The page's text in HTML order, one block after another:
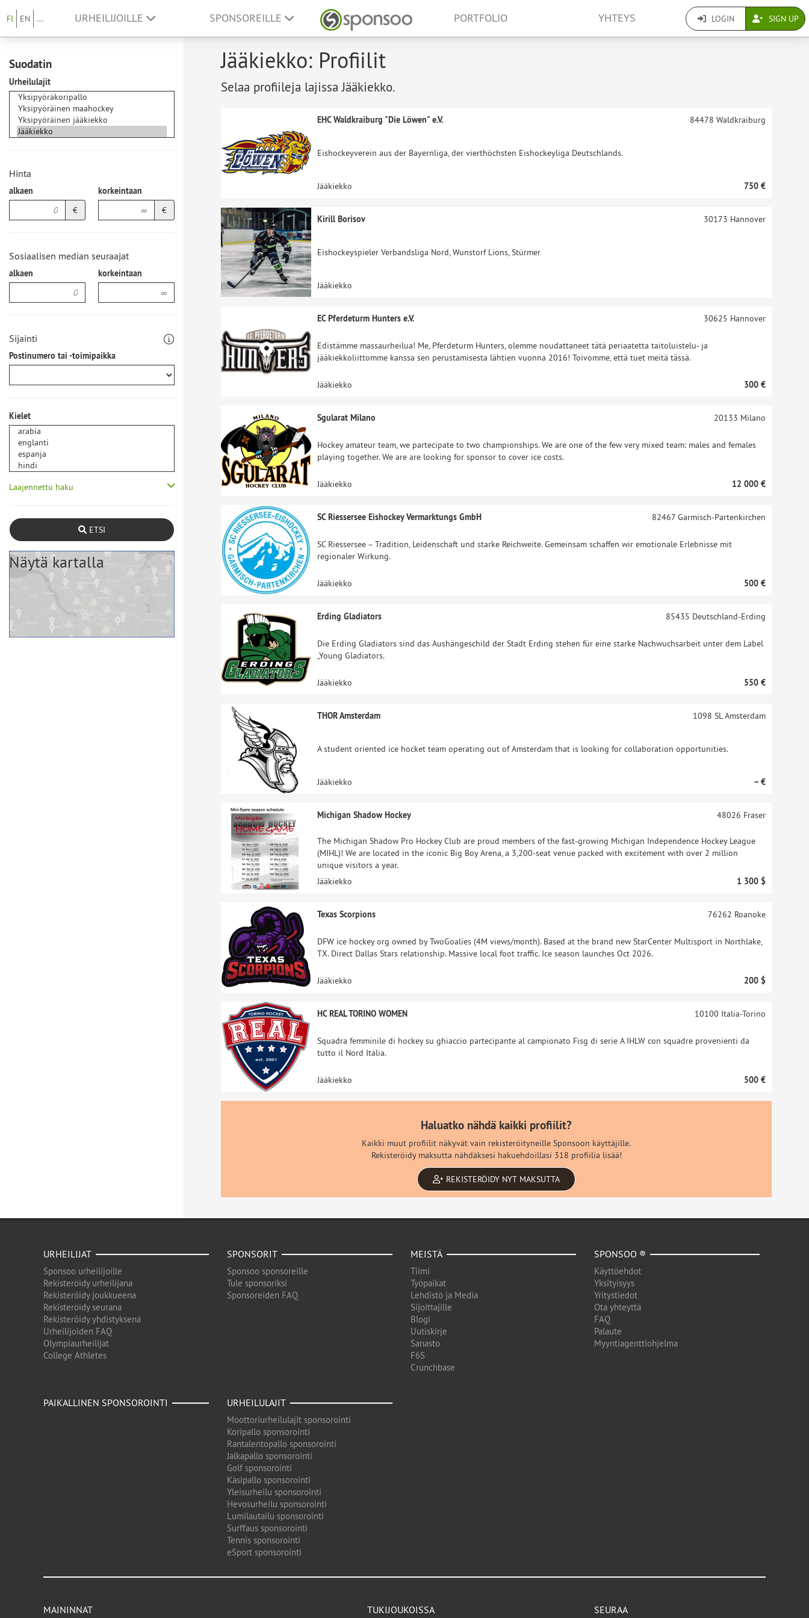
FI EN ... URHEILIJOILLE SPONSOREILLE PORTFOLIO YHTEYS LOGIN SIGN UP
Suodatin
Urheilulajit
Hinta
alkaen
€
korkeintaan
€
Sosiaalisen median seuraajat
alkaen korkeintaan
Sijainti
Postinumero tai -toimipaikka
Kielet
Laajennettu haku
ETSI
Näytä kartalla
Jääkiekko: Profiilit
Selaa profiileja lajissa Jääkiekko.
EHC Waldkraiburg "Die Löwen" e.V.
Eishockeyverein aus der Bayernliga, der vierthöchsten Eishockeyliga Deutschlands.
84478 Waldkraiburg
Jääkiekko 750 €
Kirill Borisov
Eishockeyspieler Verbandsliga Nord, Wunstorf Lions, Stürmer
30173 Hannover
Jääkiekko
EC Pferdeturm Hunters e.V.
Edistämme massaurheilua! Me, Pferdeturm Hunters, olemme noudattaneet tätä periaatetta taitoluistelu- ja
jääkiekkoliittomme kanssa sen perustamisesta lähtien vuonna 2016! Toivomme, että tuet meitä tässä.
30625 Hannover
Jääkiekko 300 €
Sgularat Milano
Hockey amateur team, we partecipate to two championships. We are one of the few very mixed team: males and females
playing together. We are are looking for sponsor to cover ice costs.
20133 Milano
Jääkiekko 12 000 €
SC Riessersee Eishockey Vermarktungs GmbH
SC Riessersee – Tradition, Leidenschaft und starke Reichweite. Gemeinsam schaffen wir emotionale Erlebnisse mit
regionaler Wirkung.
82467Garmisch-Partenkirchen
Jääkiekko 500 €
Erding Gladiators
Die Erding Gladiators sind das Aushängeschild der Stadt Erding stehen für eine starke Nachwuchsarbeit unter dem Label
„Young Gladiators.
85435 Deutschland-Erding
Jääkiekko 550 €
THOR Amsterdam
A student oriented ice hocket team operating out of Amsterdam that is looking for collaboration opportunities.
1098 SLAmsterdam
Jääkiekko – €
Michigan Shadow Hockey
The Michigan Shadow Pro Hockey Club are proud members of the fast-growing Michigan Independence Hockey League
(MIHL)! We are located in the iconic Big Boy Arena, a 3,200-seat venue packed with excitement with over 2 million
unique visitors a year.
48026 Fraser
Jääkiekko 1 300 $
Texas Scorpions
DFW ice hockey org owned by TwoGoalies (4M views/month). Based at the brand new StarCenter Multisport in Northlake,
TX. Direct Dallas Stars relationship. Massive local foot traffic. Ice season launches Oct 2026.
76262 Roanoke
Jääkiekko 200 $
HC REAL TORINO WOMEN
Squadra femminile di hockey su ghiaccio partecipante al campionato Fisg di serie A IHLW con squadre provenienti da
tutto il Nord Italia.
10100 Italia-Torino
Jääkiekko 500 €
Haluatko nähdä kaikki profiilit?
Kaikki muut profiilit näkyvät vain rekisteröityneille Sponsoon käyttäjille.
Rekisteröidy maksutta nähdäksesi hakuehdoillasi 318 profiilia lisää!
REKISTERÖIDY NYT MAKSUTTA
URHEILIJAT
Sponsoo urheilijoille
Rekisteröidy urheilijana
Rekisteröidy joukkueena
Rekisteröidy seurana
Rekisteröidy yhdistyksenä
Urheilijoiden FAQ
Olympiaurheilijat
College Athletes
SPONSORIT
Sponsoo sponsoreille
Tule sponsoriksi
Sponsoreiden FAQ
MEISTÄ
Tiimi
Työpaikat
Lehdistö ja Media
Sijoittajille
Blogi
Uutiskirje
Sanasto
F6S
Crunchbase
SPONSOO ®
Käyttöehdot
Yksityisyys
Yritystiedot
Ota yhteyttä
FAQ
Palaute
Myyntiagenttiohjelma
PAIKALLINEN SPONSOROINTI URHEILULAJIT
Moottoriurheilulajit sponsorointi
Koripallo sponsorointi
Rantalentopallo sponsorointi
Jalkapallo sponsorointi
Golf sponsorointi
Käsipallo sponsorointi
Yleisurheilu sponsorointi
Hevosurheilu sponsorointi
Lumilautailu sponsorointi
Surffaus sponsorointi
Tennis sponsorointi
eSport sponsorointi
MAININNAT TUKIJOUKOISSA SEURAA